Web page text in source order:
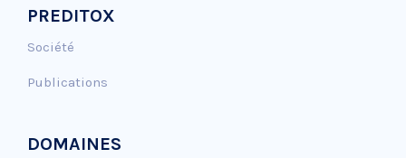
PREDITOX
Société
Publications
DOMAINES